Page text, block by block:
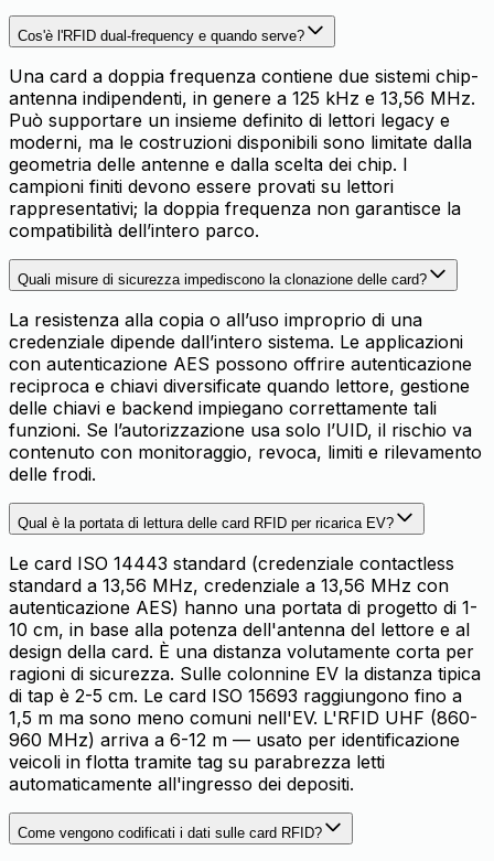
Cos'è l'RFID dual-frequency e quando serve?
Una card a doppia frequenza contiene due sistemi chip-
antenna indipendenti, in genere a 125 kHz e 13,56 MHz.
Può supportare un insieme definito di lettori legacy e
moderni, ma le costruzioni disponibili sono limitate dalla
geometria delle antenne e dalla scelta dei chip. I
campioni finiti devono essere provati su lettori
rappresentativi; la doppia frequenza non garantisce la
compatibilità dell’intero parco.
Quali misure di sicurezza impediscono la clonazione delle card?
La resistenza alla copia o all’uso improprio di una
credenziale dipende dall’intero sistema. Le applicazioni
con autenticazione AES possono offrire autenticazione
reciproca e chiavi diversificate quando lettore, gestione
delle chiavi e backend impiegano correttamente tali
funzioni. Se l’autorizzazione usa solo l’UID, il rischio va
contenuto con monitoraggio, revoca, limiti e rilevamento
delle frodi.
Qual è la portata di lettura delle card RFID per ricarica EV?
Le card ISO 14443 standard (credenziale contactless
standard a 13,56 MHz, credenziale a 13,56 MHz con
autenticazione AES) hanno una portata di progetto di 1-
10 cm, in base alla potenza dell'antenna del lettore e al
design della card. È una distanza volutamente corta per
ragioni di sicurezza. Sulle colonnine EV la distanza tipica
di tap è 2-5 cm. Le card ISO 15693 raggiungono fino a
1,5 m ma sono meno comuni nell'EV. L'RFID UHF (860-
960 MHz) arriva a 6-12 m — usato per identificazione
veicoli in flotta tramite tag su parabrezza letti
automaticamente all'ingresso dei depositi.
Come vengono codificati i dati sulle card RFID?